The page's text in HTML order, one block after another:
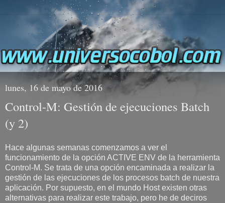
lunes, 16 de mayo de 2016
Control-M: Gestión de ejecuciones Batch
(y 2)
Hace algunas semanas comenzamos a ver el
funcionamiento de la opción ACTIVE ENV de la herramienta
Control-M. Se trata de una opción encaminada a realizar la
gestión de las ejecuciones de los procesos batch de nuestra
aplicación. Por supuesto, en el mundo Host existen otras
alternativas para realizar este trabajo, pero he de deciros